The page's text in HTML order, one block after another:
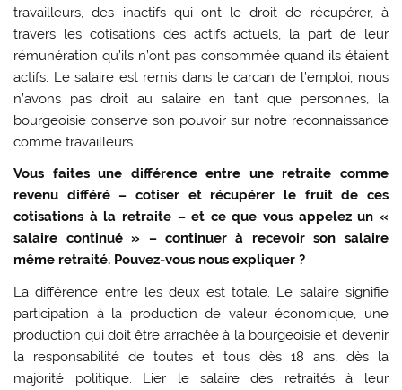
travailleurs, des inactifs qui ont le droit de récupérer, à
travers les cotisations des actifs actuels, la part de leur
rémunération qu’ils n’ont pas consommée quand ils étaient
actifs. Le salaire est remis dans le carcan de l’emploi, nous
n’avons pas droit au salaire en tant que personnes, la
bourgeoisie conserve son pouvoir sur notre reconnaissance
comme travailleurs.
Vous faites une différence entre une retraite comme
revenu différé – cotiser et récupérer le fruit de ces
cotisations à la retraite – et ce que vous appelez un «
salaire continué » – continuer à recevoir son salaire
même retraité. Pouvez-vous nous expliquer ?
La différence entre les deux est totale. Le salaire signifie
participation à la production de valeur économique, une
production qui doit être arrachée à la bourgeoisie et devenir
la responsabilité de toutes et tous dès 18 ans, dès la
majorité politique. Lier le salaire des retraités à leur